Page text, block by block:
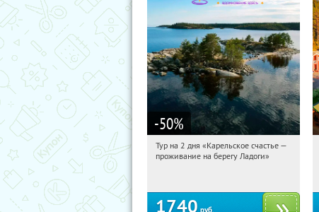
-50%
11:22:17 Купили:39
Тур на 2 дня «Карельское счастье —
проживание на берегу Ладоги»
1740 руб.